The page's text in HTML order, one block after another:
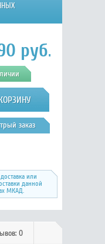
12руб.
заказ
или
данной
МКАД.
0